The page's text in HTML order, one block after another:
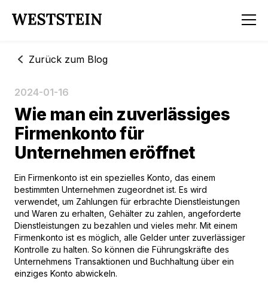
Zurück zum Blog
2024-01-16
Wie man ein zuverlässiges
Firmenkonto für
Unternehmen eröffnet
Ein Firmenkonto ist ein spezielles Konto, das einem
bestimmten Unternehmen zugeordnet ist. Es wird
verwendet, um Zahlungen für erbrachte Dienstleistungen
und Waren zu erhalten, Gehälter zu zahlen, angeforderte
Dienstleistungen zu bezahlen und vieles mehr. Mit einem
Firmenkonto ist es möglich, alle Gelder unter zuverlässiger
Kontrolle zu halten. So können die Führungskräfte des
Unternehmens Transaktionen und Buchhaltung über ein
einziges Konto abwickeln.